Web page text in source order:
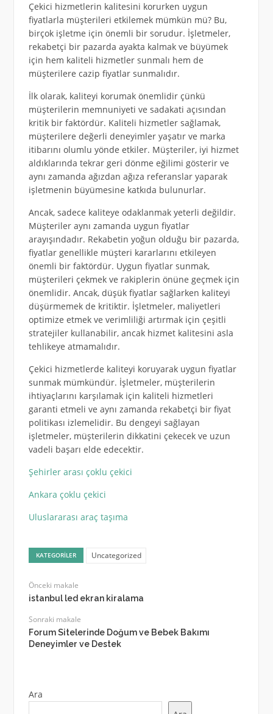
Çekici hizmetlerin kalitesini korurken uygun
fiyatlarla müşterileri etkilemek mümkün mü? Bu,
birçok işletme için önemli bir sorudur. İşletmeler,
rekabetçi bir pazarda ayakta kalmak ve büyümek
için hem kaliteli hizmetler sunmalı hem de
müşterilere cazip fiyatlar sunmalıdır.
İlk olarak, kaliteyi korumak önemlidir çünkü
müşterilerin memnuniyeti ve sadakati açısından
kritik bir faktördür. Kaliteli hizmetler sağlamak,
müşterilere değerli deneyimler yaşatır ve marka
itibarını olumlu yönde etkiler. Müşteriler, iyi hizmet
aldıklarında tekrar geri dönme eğilimi gösterir ve
aynı zamanda ağızdan ağıza referanslar yaparak
işletmenin büyümesine katkıda bulunurlar.
Ancak, sadece kaliteye odaklanmak yeterli değildir.
Müşteriler aynı zamanda uygun fiyatlar
arayışındadır. Rekabetin yoğun olduğu bir pazarda,
fiyatlar genellikle müşteri kararlarını etkileyen
önemli bir faktördür. Uygun fiyatlar sunmak,
müşterileri çekmek ve rakiplerin önüne geçmek için
önemlidir. Ancak, düşük fiyatlar sağlarken kaliteyi
düşürmemek de kritiktir. İşletmeler, maliyetleri
optimize etmek ve verimliliği artırmak için çeşitli
stratejiler kullanabilir, ancak hizmet kalitesini asla
tehlikeye atmamalıdır.
Çekici hizmetlerde kaliteyi koruyarak uygun fiyatlar
sunmak mümkündür. İşletmeler, müşterilerin
ihtiyaçlarını karşılamak için kaliteli hizmetleri
garanti etmeli ve aynı zamanda rekabetçi bir fiyat
politikası izlemelidir. Bu dengeyi sağlayan
işletmeler, müşterilerin dikkatini çekecek ve uzun
vadeli başarı elde edecektir.
Şehirler arası çoklu çekici
Ankara çoklu çekici
Uluslararası araç taşıma
KATEGORILER Uncategorized
Önceki makale
istanbul led ekran kiralama
Sonraki makale
Forum Sitelerinde Doğum ve Bebek Bakımı
Deneyimler ve Destek
Ara